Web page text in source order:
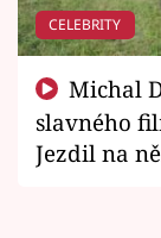
CELEBRITY
slavného
Jezdil na